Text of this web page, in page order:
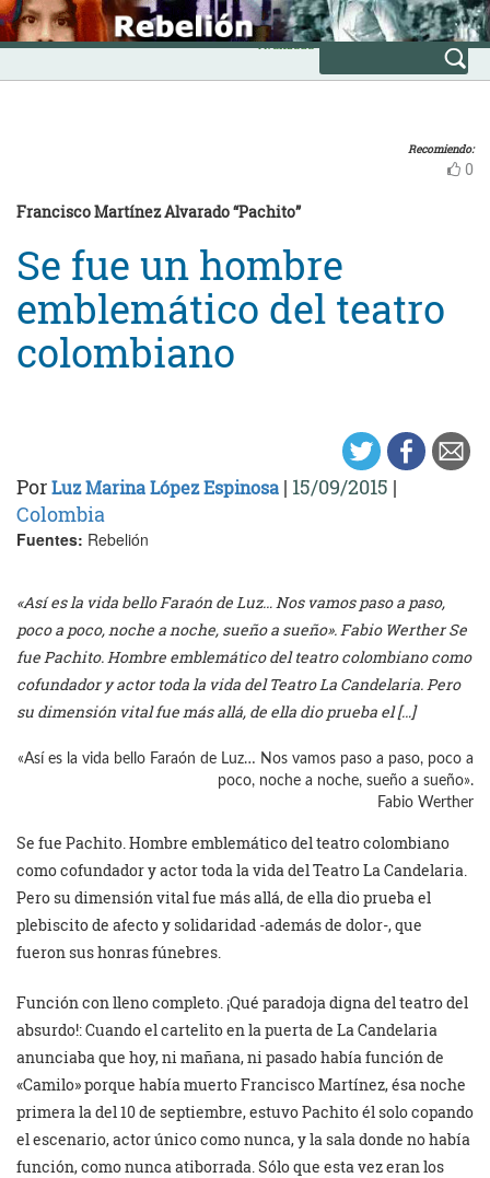
Skip
to
content
INICIO
Avanzada
Recomiendo:
0
Francisco Martínez Alvarado “Pachito”
Se fue un hombre
emblemático del teatro
colombiano
PorLuz Marina López Espinosa | 15/09/2015 |
Colombia
Fuentes: Rebelión
«Así es la vida bello Faraón de Luz… Nos vamos paso a paso,
poco a poco, noche a noche, sueño a sueño». Fabio Werther Se
fue Pachito. Hombre emblemático del teatro colombiano como
cofundador y actor toda la vida del Teatro La Candelaria. Pero
su dimensión vital fue más allá, de ella dio prueba el […]
«Así es la vida bello Faraón de Luz… Nos vamos paso a paso, poco a
poco, noche a noche, sueño a sueño».
Fabio Werther
Se fue Pachito. Hombre emblemático del teatro colombiano
como cofundador y actor toda la vida del Teatro La Candelaria.
Pero su dimensión vital fue más allá, de ella dio prueba el
plebiscito de afecto y solidaridad -además de dolor-, que
fueron sus honras fúnebres.
Función con lleno completo. ¡Qué paradoja digna del teatro del
absurdo!: Cuando el cartelito en la puerta de La Candelaria
anunciaba que hoy, ni mañana, ni pasado había función de
«Camilo» porque había muerto Francisco Martínez, ésa noche
primera la del 10 de septiembre, estuvo Pachito él solo copando
el escenario, actor único como nunca, y la sala donde no había
función, como nunca atiborrada. Sólo que esta vez eran los